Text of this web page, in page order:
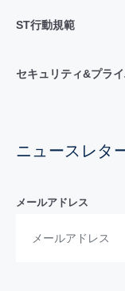
ST行動規範
セキュリティ&プラ
ニュースレタ
メールアドレス